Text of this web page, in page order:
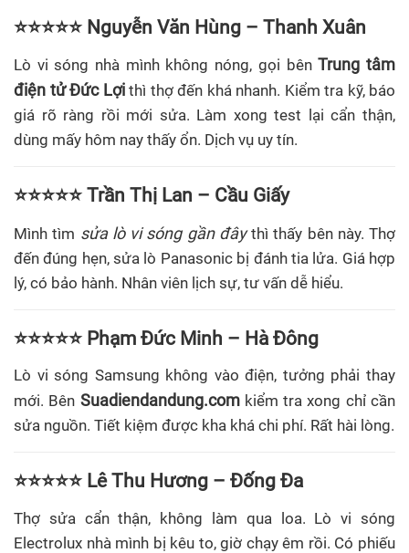
⭐⭐⭐⭐⭐ Nguyễn Văn Hùng – Thanh Xuân
Lò vi sóng nhà mình không nóng, gọi bênTrung tâm
điện tử Đức Lợithì thợ đến khá nhanh. Kiểm tra kỹ, báo
giá rõ ràng rồi mới sửa. Làm xong test lại cẩn thận,
dùng mấy hôm nay thấy ổn. Dịch vụ uy tín.
⭐⭐⭐⭐⭐ Trần Thị Lan – Cầu Giấy
Mình tìm sửa lò vi sóng gần đâythì thấy bên này. Thợ
đến đúng hẹn, sửa lò Panasonic bị đánh tia lửa. Giá hợp
lý, có bảo hành. Nhân viên lịch sự, tư vấn dễ hiểu.
⭐⭐⭐⭐⭐ Phạm Đức Minh – Hà Đông
Lò vi sóng Samsung không vào điện, tưởng phải thay
mới. Bên Suadiendandung.comkiểm tra xong chỉ cần
sửa nguồn. Tiết kiệm được kha khá chi phí. Rất hài lòng.
⭐⭐⭐⭐⭐ Lê Thu Hương – Đống Đa
Thợ sửa cẩn thận, không làm qua loa. Lò vi sóng
Electrolux nhà mình bị kêu to, giờ chạy êm rồi. Có phiếu